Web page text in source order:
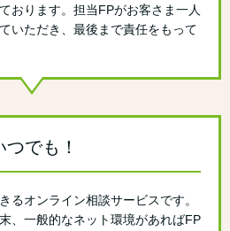
おります。担当FPがお客さま一人
いただき、最後まで責任をもって
でも！
るオンライン相談サービスです。
、一般的なネット環境があればFP